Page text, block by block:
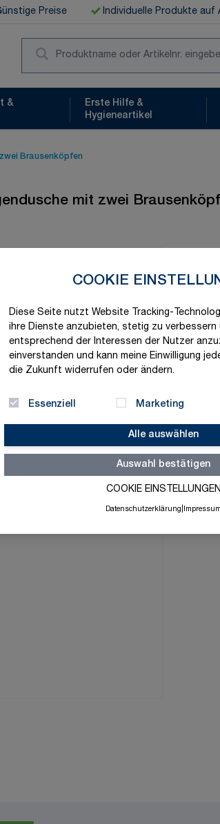
COOKIE
Diese Seite nutzt Website Tracking-
ihre Dienste anzubieten, stetig zu verbessern
entsprechend der Interessen der Nutzer
einverstanden und kann meine Einwilligung
die Zukunft widerrufen oder ändern.
Essenziell Marketing
Alle auswählen
Auswahl bestätigen
COOKIE EINSTELLUNGEN
Datenschutzerklärung Impressum
Preise Individuelle Produkte auf
&
Erste Hilfe &
Hygieneartikel
Brausenköpfen
mit zwei